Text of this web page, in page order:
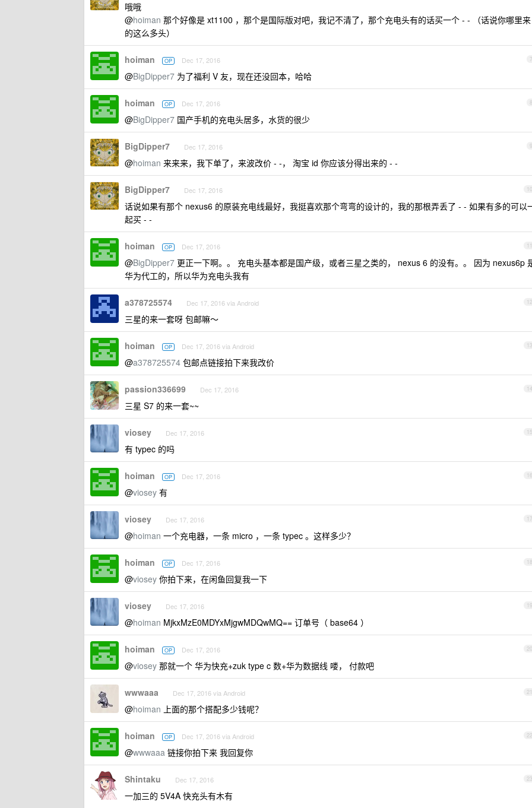
哦哦
@hoiman 那个好像是 xt1100 ，那个是国际版对吧，我记不清了，那个充电头有的话买一个 - - （话说你哪里来
的这么多头）
7
hoiman OP Dec 17, 2016
@BigDipper7 为了福利 V 友，现在还没回本，哈哈
8
hoiman OP Dec 17, 2016
@BigDipper7 国产手机的充电头居多，水货的很少
9
BigDipper7 Dec 17, 2016
@hoiman 来来来，我下单了，来波改价 - -， 淘宝 id 你应该分得出来的 - -
10
BigDipper7 Dec 17, 2016
话说如果有那个 nexus6 的原装充电线最好，我挺喜欢那个弯弯的设计的，我的那根弄丢了 - - 如果有多的可以
起买 - -
11
hoiman OP Dec 17, 2016
@BigDipper7 更正一下啊。。 充电头基本都是国产级，或者三星之类的， nexus 6 的没有。。 因为 nexus6p
华为代工的，所以华为充电头我有
12
a378725574 Dec 17, 2016 via Android
三星的来一套呀 包邮嘛～
13
hoiman OP Dec 17, 2016 via Android
@a378725574 包邮点链接拍下来我改价
14
passion336699 Dec 17, 2016
三星 S7 的来一套~~
15
viosey Dec 17, 2016
有 typec 的吗
16
hoiman OP Dec 17, 2016
@viosey 有
17
viosey Dec 17, 2016
@hoiman 一个充电器，一条 micro ，一条 typec 。这样多少？
18
hoiman OP Dec 17, 2016
@viosey 你拍下来，在闲鱼回复我一下
19
viosey Dec 17, 2016
@hoiman MjkxMzE0MDYxMjgwMDQwMQ== 订单号（ base64 ）
20
hoiman OP Dec 17, 2016
@viosey 那就一个 华为快充+zuk type c 数+华为数据线 喽， 付款吧
21
wwwaaa Dec 17, 2016 via Android
@hoiman 上面的那个搭配多少钱呢？
22
hoiman OP Dec 17, 2016 via Android
@wwwaaa 链接你拍下来 我回复你
23
Shintaku Dec 17, 2016
一加三的 5V4A 快充头有木有